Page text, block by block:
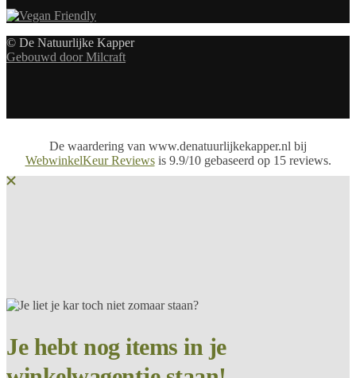
© De Natuurlijke Kapper
Gebouwd door Milcraft
De waardering van www.denatuurlijkekapper.nl bij
WebwinkelKeur Reviewsis 9.9/10 gebaseerd op 15 reviews.
Je hebt nog items in je